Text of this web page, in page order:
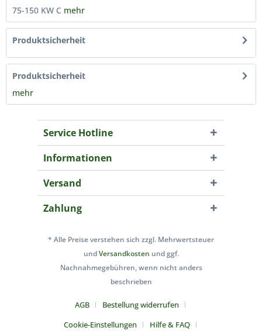
75-150 KW C mehr
Produktsicherheit
Produktsicherheit
mehr
Service Hotline
Informationen
Versand
Zahlung
* Alle Preise verstehen sich zzgl. Mehrwertsteuer
undVersandkosten und ggf.
Nachnahmegebühren, wenn nicht anders
beschrieben
AGB
Bestellung widerrufen
Cookie-Einstellungen
Hilfe & FAQ